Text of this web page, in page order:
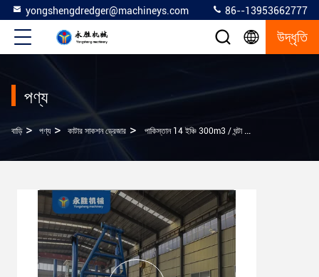
yongshengdredger@machineys.com 86--13953662777
উদ্ধৃতি
পণ্য
বাড়ি > পণ্য > কাটার সাকশন ড্রেজার > পাকিস্তান 14 ইঞ্চি 300m3 / ঘন্টা কাটার পূর্ণ জলবাহী নকশা উচ্চ কর্মক্ষমতা জন্য স্তন্যপান ড্রেজার